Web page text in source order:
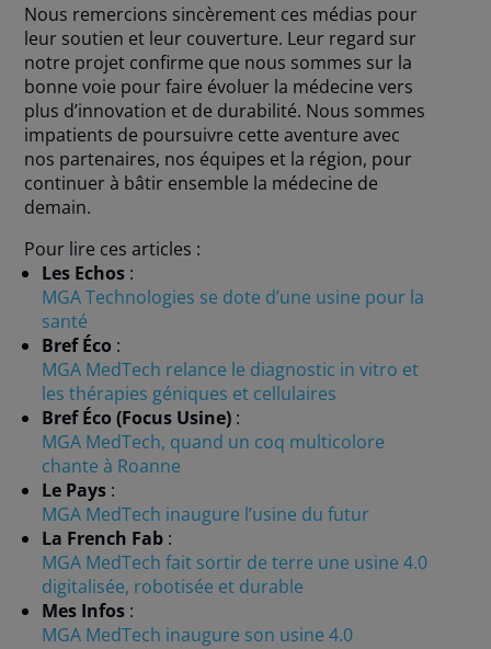
Nous remercions sincèrement ces médias pour
leur soutien et leur couverture. Leur regard sur
notre projet confirme que nous sommes sur la
bonne voie pour faire évoluer la médecine vers
plus d’innovation et de durabilité. Nous sommes
impatients de poursuivre cette aventure avec
nos partenaires, nos équipes et la région, pour
continuer à bâtir ensemble la médecine de
demain.
Pour lire ces articles :
Les Echos :
MGA Technologies se dote d’une usine pour la
santé
Bref Éco :
MGA MedTech relance le diagnostic in vitro et
les thérapies géniques et cellulaires
Bref Éco (Focus Usine) :
MGA MedTech, quand un coq multicolore
chante à Roanne
Le Pays :
MGA MedTech inaugure l’usine du futur
La French Fab :
MGA MedTech fait sortir de terre une usine 4.0
digitalisée, robotisée et durable
Mes Infos :
MGA MedTech inaugure son usine 4.0